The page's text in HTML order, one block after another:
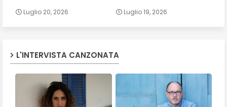
Luglio 20, 2026 Luglio 19, 2026
L'INTERVISTA CANZONATA